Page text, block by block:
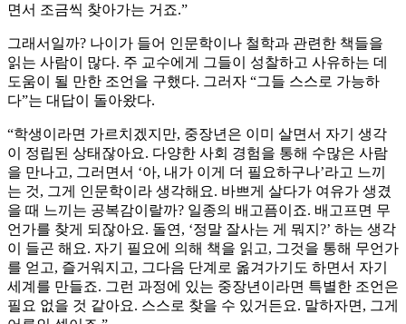
면서 조금씩 찾아가는 거죠.”
그래서일까? 나이가 들어 인문학이나 철학과 관련한 책들을
읽는 사람이 많다. 주 교수에게 그들이 성찰하고 사유하는 데
도움이 될 만한 조언을 구했다. 그러자 “그들 스스로 가능하
다”는 대답이 돌아왔다.
“학생이라면 가르치겠지만, 중장년은 이미 살면서 자기 생각
이 정립된 상태잖아요. 다양한 사회 경험을 통해 수많은 사람
을 만나고, 그러면서 ‘아, 내가 이게 더 필요하구나’라고 느끼
는 것, 그게 인문학이라 생각해요. 바쁘게 살다가 여유가 생겼
을 때 느끼는 공복감이랄까? 일종의 배고픔이죠. 배고프면 무
언가를 찾게 되잖아요. 돌연, ‘정말 잘사는 게 뭐지?’ 하는 생각
이 들곤 해요. 자기 필요에 의해 책을 읽고, 그것을 통해 무언가
를 얻고, 즐거워지고, 그다음 단계로 옮겨가기도 하면서 자기
세계를 만들죠. 그런 과정에 있는 중장년이라면 특별한 조언은
필요 없을 것 같아요. 스스로 찾을 수 있거든요. 말하자면, 그게